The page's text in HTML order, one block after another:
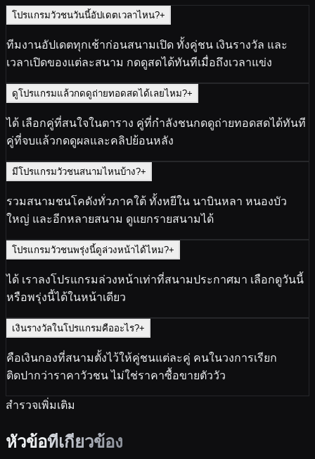
โปรแกรมวัวชนวันนี้อัปเดตเวลาไหน?+
ทีมงานอัปเดตทุกเช้าก่อนสนามเปิด ทั้งคู่ชน เงินรางวัล และ
เวลาเปิดของแต่ละสนาม กดดูสดได้ทันทีเมื่อถึงเวลาแข่ง
ดูโปรแกรมแล้วกดดูถ่ายทอดสดได้เลยไหม?+
ได้ เลือกคู่ที่สนใจในตาราง คู่ที่กำลังชนกดดูถ่ายทอดสดได้ทันที
คู่ที่จบแล้วกดดูผลและคลิปย้อนหลัง
มีโปรแกรมวัวชนสนามไหนบ้าง?+
รวมสนามชนโคดังทั่วภาคใต้ ทั้งหยีใน นาบินหลา หนองบัว
ใหญ่ และอีกหลายสนาม ดูแยกรายสนามได้
โปรแกรมวัวชนพรุ่งนี้ดูล่วงหน้าได้ไหม?+
ได้ เราลงโปรแกรมล่วงหน้าเท่าที่สนามประกาศมา เลือกดูวันนี้
หรือพรุ่งนี้ได้ในหน้าเดียว
เงินรางวัลในโปรแกรมคืออะไร?+
คือเงินกองที่สนามตั้งไว้ให้คู่ชนแต่ละคู่ คนในวงการเรียก
ติดปากว่าราคาวัวชน ไม่ใช่ราคาซื้อขายตัววัว
สำรวจเพิ่มเติม
หัวข้อที่เกี่ยวข้อง